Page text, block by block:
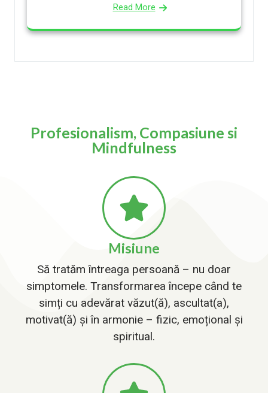
Read More
Profesionalism, Compasiune si
Mindfulness
Misiune
Să tratăm întreaga persoană – nu doar
simptomele. Transformarea începe când te
simți cu adevărat văzut(ă), ascultat(a),
motivat(ă) și în armonie – fizic, emoțional și
spiritual.